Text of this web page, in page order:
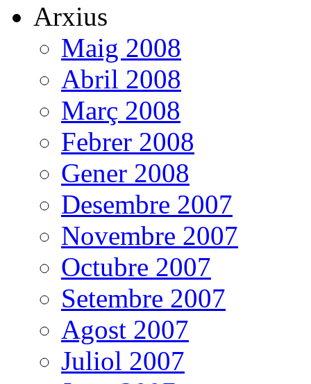
Arxius
Maig 2008
Abril 2008
Març 2008
Febrer 2008
Gener 2008
Desembre 2007
Novembre 2007
Octubre 2007
Setembre 2007
Agost 2007
Juliol 2007